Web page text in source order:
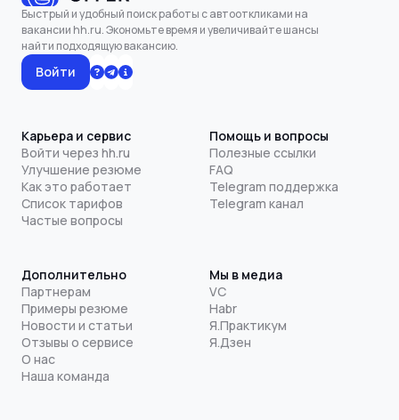
Быстрый и удобный поиск работы с автооткликами на
вакансии hh.ru. Экономьте время и увеличивайте шансы
найти подходящую вакансию.
Войти
Карьера и сервис
Войти через hh.ru
Улучшение резюме
Как это работает
Список тарифов
Частые вопросы
Помощь и вопросы
Полезные ссылки
FAQ
Telegram поддержка
Telegram канал
Дополнительно
Партнерам
Примеры резюме
Новости и статьи
Отзывы о сервисе
О нас
Наша команда
Мы в медиа
VC
Habr
Я.Практикум
Я.Дзен